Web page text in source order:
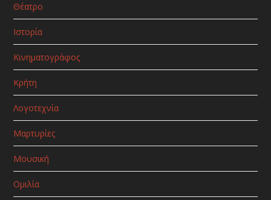
Θέατρο
Ιστορία
Κινηματογράφος
Κρήτη
Λογοτεχνία
Μαρτυρίες
Μουσική
Ομιλία